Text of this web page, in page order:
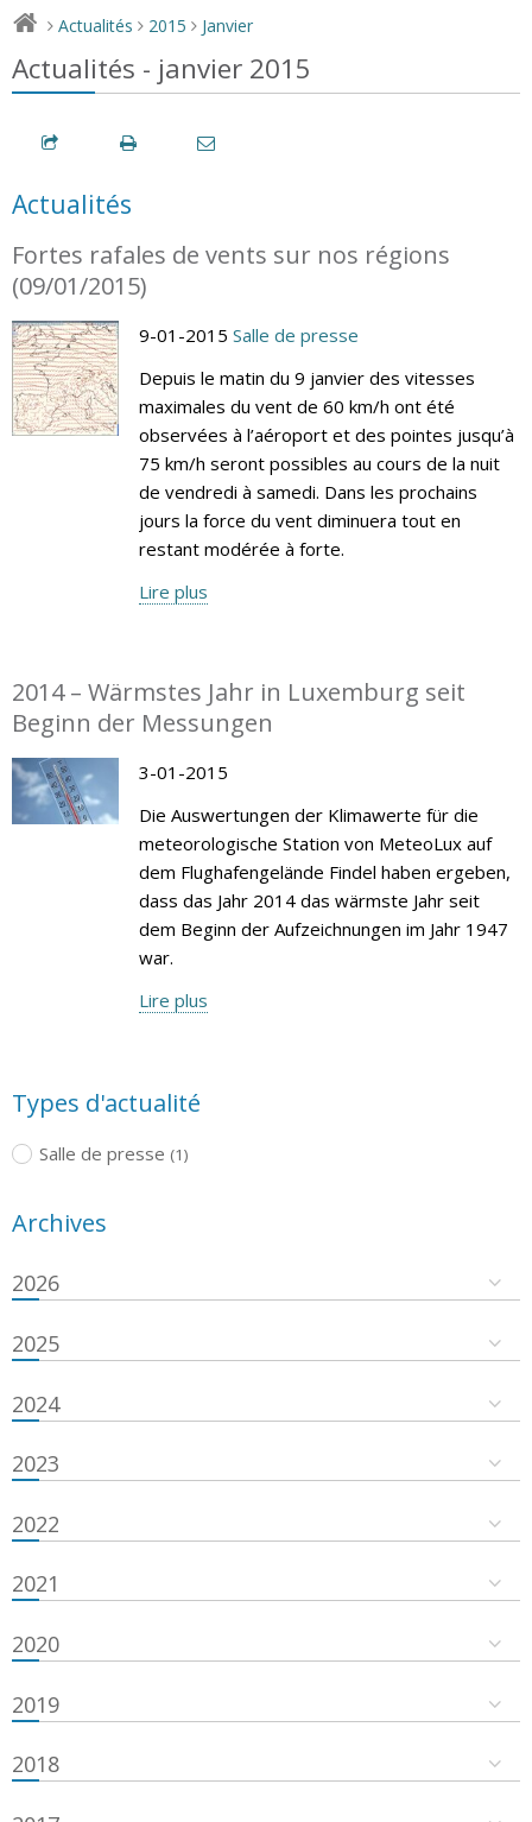
> Actualités > 2015 > Janvier
Actualités - janvier 2015
Actualités
Fortes rafales de vents sur nos régions
(09/01/2015)
9-01-2015 Salle de presse
Depuis le matin du 9 janvier des vitesses
maximales du vent de 60 km/h ont été
observées à l’aéroport et des pointes jusqu’à
75 km/h seront possibles au cours de la nuit
de vendredi à samedi. Dans les prochains
jours la force du vent diminuera tout en
restant modérée à forte.
Lire plus
2014 – Wärmstes Jahr in Luxemburg seit
Beginn der Messungen
3-01-2015
Die Auswertungen der Klimawerte für die
meteorologische Station von MeteoLux auf
dem Flughafengelände Findel haben ergeben,
dass das Jahr 2014 das wärmste Jahr seit
dem Beginn der Aufzeichnungen im Jahr 1947
war.
Lire plus
Types d'actualité
Salle de presse (1)
Archives
2026
2025
2024
2023
2022
2021
2020
2019
2018